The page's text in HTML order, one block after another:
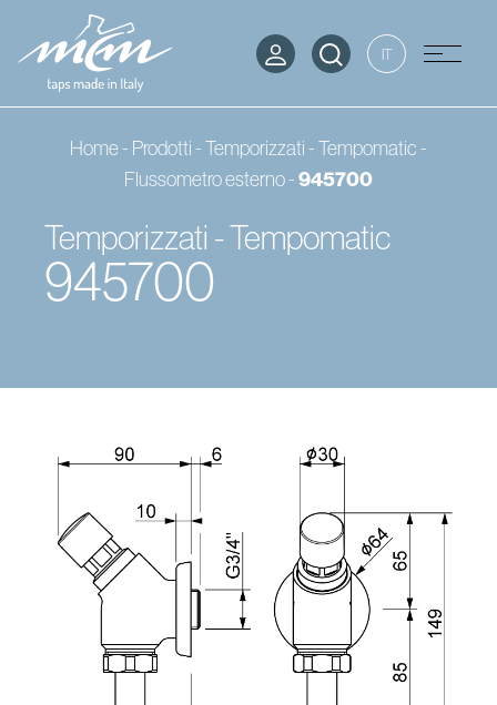
IT
Temporizzati - Tempomatic
945700
Home- Prodotti - Temporizzati - Tempomatic -
Flussometro esterno- 945700